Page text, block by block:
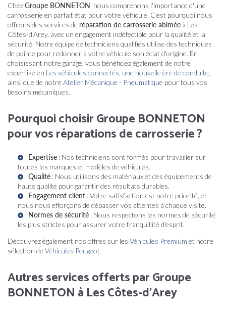
ChezGroupe BONNETON , nous comprenons l'importance d'une
carrosserie en parfait état pour votre véhicule. C'est pourquoi nous
offrons des services de réparation de carrosserie abimée à Les
Côtes-d'Arey, avec un engagement indéfectible pour la qualité et la
sécurité. Notre équipe de techniciens qualifiés utilise des techniques
de pointe pour redonner à votre véhicule son éclat d'origine. En
choisissant notre garage, vous bénéficiez également de notre
expertise en Les véhicules connectés, une nouvelle ère de conduite
ainsi que de notre Atelier Mécanique - Pneumatique pour tous vos
besoins mécaniques.
Pourquoi choisir Groupe BONNETON
pour vos réparations de carrosserie ?
Expertise : Nos techniciens sont formés pour travailler sur
toutes les marques et modèles de véhicules.
Qualité : Nous utilisons des matériaux et des équipements de
haute qualité pour garantir des résultats durables.
Engagement client : Votre satisfaction est notre priorité, et
nous nous efforçons de dépasser vos attentes à chaque visite.
Normes de sécurité : Nous respectons les normes de sécurité
les plus strictes pour assurer votre tranquillité d'esprit.
Découvrez également nos offres sur les Véhicules Premium et notre
sélection de Véhicules Peugeot.
Autres services offerts par Groupe
BONNETON à Les Côtes-d'Arey